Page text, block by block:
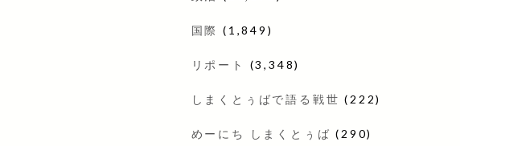
国際 (1,849)
リポート (3,348)
しまくとぅばで語る戦世 (222)
めーにち しまくとぅば (290)